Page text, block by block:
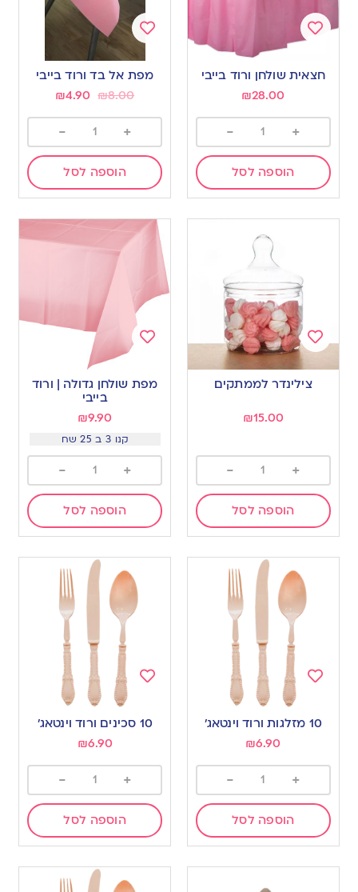
to
wishlist
חצאית שולחן ורוד בייבי
₪28.00
+
-
הוספה לסל
to
wishlist
מפת אל בד ורוד בייבי
₪8.00
₪4.90
+
-
הוספה לסל
Add
צילינדר לממתקים
₪15.00
+
-
הוספה לסל
to
מפת שולחן גדולה | ורוד
בייבי
₪9.90
קנו 3 ב 25 שח
+
-
הוספה לסל
to10 מזלגות ורוד וינטאג’
₪6.90
+
-
הוספה לסל
to10 סכינים ורוד וינטאג’
₪6.90
+
-
הוספה לסל